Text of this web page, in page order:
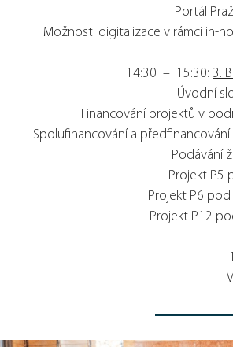
Portál
Možnosti digitalizace v rámci in-
14:30 – 15:30: 3.
Úvodní
Financování projektů v
Spolufinancování a
Podávání
Projekt P5
Projekt P6 pod
Projekt P12